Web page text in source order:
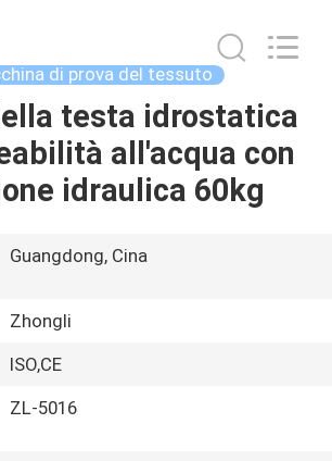
di prova del tessuto
testa idrostatica
all'acqua con
idraulica 60kg
Guangdong, Cina
Zhongli
ISO,CE
ZL-5016